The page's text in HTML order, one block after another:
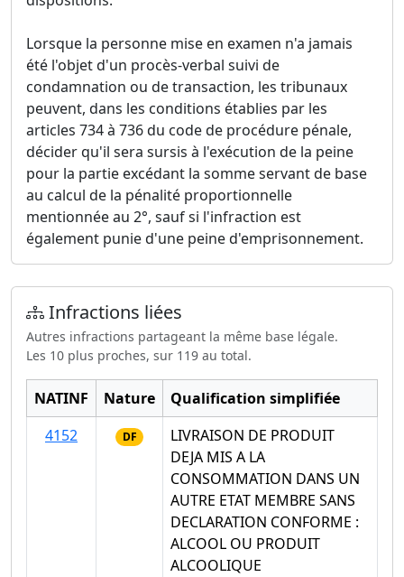
Lorsque la personne mise en examen n'a jamais
été l'objet d'un procès-verbal suivi de
condamnation ou de transaction, les tribunaux
peuvent, dans les conditions établies par les
articles 734 à 736 du code de procédure pénale,
décider qu'il sera sursis à l'exécution de la peine
pour la partie excédant la somme servant de base
au calcul de la pénalité proportionnelle
mentionnée au 2°, sauf si l'infraction est
également punie d'une peine d'emprisonnement.
Infractions liées
Autres infractions partageant la même base légale.
Les 10 plus proches, sur 119 au total.
NATINF Nature
Qualification simplifiée
4152
DF
LIVRAISON DE PRODUIT
DEJA MIS A LA
CONSOMMATION DANS UN
AUTRE ETAT MEMBRE SANS
DECLARATION CONFORME :
ALCOOL OU PRODUIT
ALCOOLIQUE